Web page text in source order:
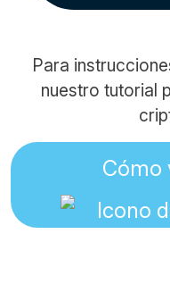
Para
nuestro tutorial
Cómo